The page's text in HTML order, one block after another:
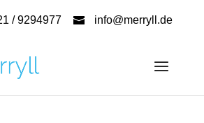
/ 9294977 info@merryll.de